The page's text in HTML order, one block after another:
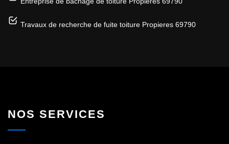
Travaux de recherche de fuite toiture Propieres 69790
NOS SERVICES